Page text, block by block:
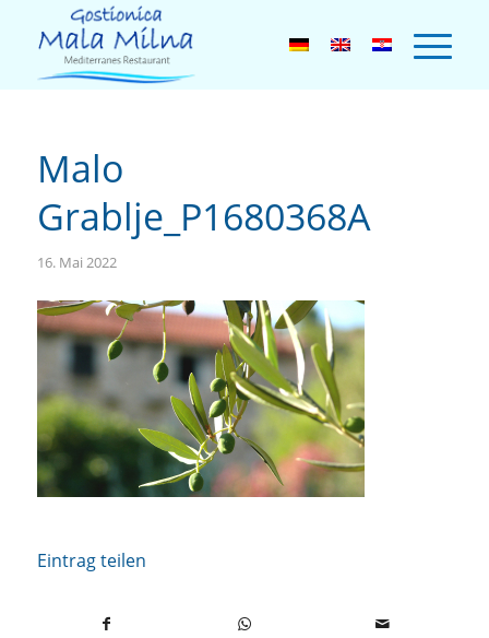
Malo
Grablje_P1680368A
16. Mai 2022
Eintrag teilen